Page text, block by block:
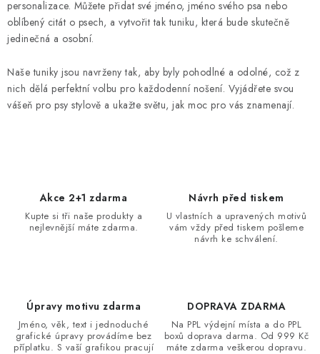
á
d
c
í
p
personalizace. Můžete přidat své jméno, jméno svého psa nebo
oblíbený citát o psech, a vytvořit tak tuniku, která bude skutečně
jedinečná a osobní.
Naše tuniky jsou navrženy tak, aby byly pohodlné a odolné, což z
nich dělá perfektní volbu pro každodenní nošení. Vyjádřete svou
vášeň pro psy stylově a ukažte světu, jak moc pro vás znamenají.
Akce 2+1 zdarma
Kupte si tři naše produkty a
nejlevnější máte zdarma.
Návrh před tiskem
U vlastních a upravených motivů
vám vždy před tiskem pošleme
návrh ke schválení.
Úpravy motivu zdarma
Jméno, věk, text i jednoduché
grafické úpravy provádíme bez
příplatku. S vaší grafikou pracují
DOPRAVA ZDARMA
Na PPL výdejní místa a do PPL
boxů doprava darma. Od 999 Kč
máte zdarma veškerou dopravu.